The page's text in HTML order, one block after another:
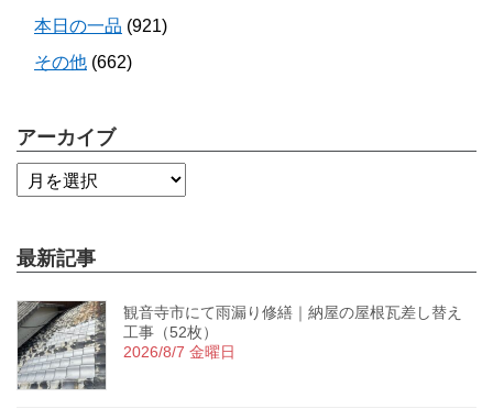
本日の一品 (921)
その他 (662)
アーカイブ
最新記事
観音寺市にて雨漏り修繕｜納屋の屋根瓦差し替え
工事（52枚）
2026/8/7 金曜日